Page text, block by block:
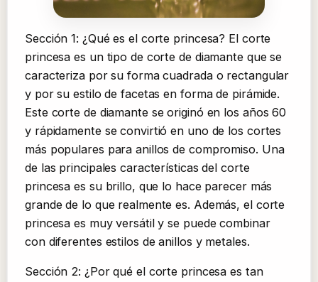
Sección 1: ¿Qué es el corte princesa? El corte
princesa es un tipo de corte de diamante que se
caracteriza por su forma cuadrada o rectangular
y por su estilo de facetas en forma de pirámide.
Este corte de diamante se originó en los años 60
y rápidamente se convirtió en uno de los cortes
más populares para anillos de compromiso. Una
de las principales características del corte
princesa es su brillo, que lo hace parecer más
grande de lo que realmente es. Además, el corte
princesa es muy versátil y se puede combinar
con diferentes estilos de anillos y metales.
Sección 2: ¿Por qué el corte princesa es tan